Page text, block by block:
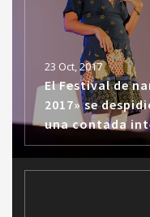
23 Oct, 2017
El Festival de
2017» se
una contada